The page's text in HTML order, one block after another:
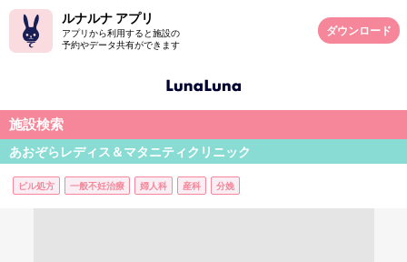
ルナルナ アプリ
アプリから利用すると施設の
予約やデータ共有ができます
ダウンロード
施設検索
あおぞらレディス＆マタニティクリニック
ピル処方 一般不妊治療 婦人科 産科 分娩